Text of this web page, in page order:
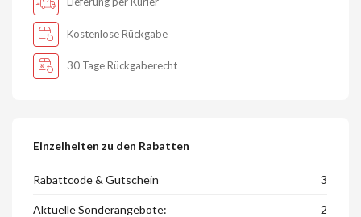
Kostenlose Rückgabe
30 Tage Rückgaberecht
Einzelheiten zu den Rabatten
Rabattcode & Gutschein 3
Aktuelle Sonderangebote: 2